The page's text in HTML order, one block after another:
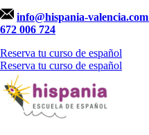
info@hispania-valencia.com
672 006 724
Reserva tu curso de español
Reserva tu curso de español